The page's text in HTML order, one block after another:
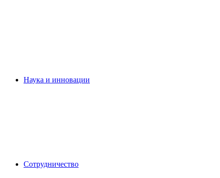
Наука и инновации
Сотрудничество